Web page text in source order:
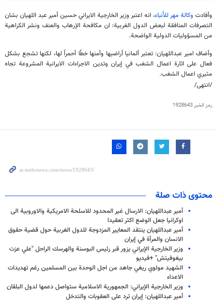
وأفادت وكالة مهر للأنباء، انه اعتبر وزير الخارجية الايراني حسين أمير عبد اللهيان بشان
التصرفات المنافقة لبعض الدول الغربية: ان مكافحة الإرهاب والعنف ونشر الكراهية
من المسؤوليات الدولية الواضحة.
وأضاف امير عبداللهيان: تعتبر ألمانيا أراضيها وأمنها خطًا أحمراً لها، لكنها تشجع بشكل
فعال على اثارة اعمال الشغب في إيران وتدين الاجراءات الايرانية المشروعة تجاه
مثيري اعمال الشغب.
/انتهى/
رمز الخبر1928643
محتوى ذات صلة
أمير عبداللهيان: الارسال غير المحدود للاسلحة الامريكية والاوروبية الى
اوكرانيا جعل الوضع اكثر تعقيدا
أمير عبداللهيان ينتقد المعايير المزدوجة للدول الغربية حول قضية حقوق
الانسان والمرأة في إيران
وزير الخارجية الإيراني يزور قبر رئيس البوسنة والهرسك الراحل "علي عزت
بيغوفيتش" +فيديو
الشهيد مولوي ريغي جاهد من اجل الوحدة بين المسلمين رغم تهديدات
الاعداء
وزير الخارجية الإيراني: الجمهورية الاسلامية ستواصل دعمها لدول البلقان
أمير عبداللهيان: إيران ترد على العقوبات والتدخل